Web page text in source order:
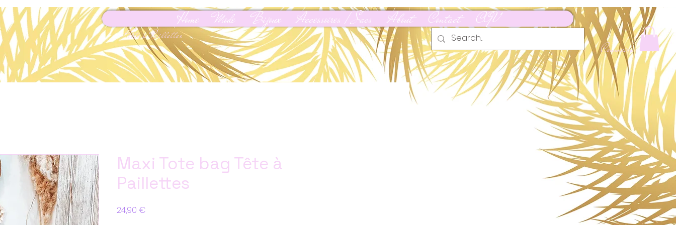
Tête à Paillettes
Connexion
Home Mode Bijoux Accessoires / Sacs About Contact CGV
Maxi Tote bag Tête à
Paillettes
24,90 €Prix